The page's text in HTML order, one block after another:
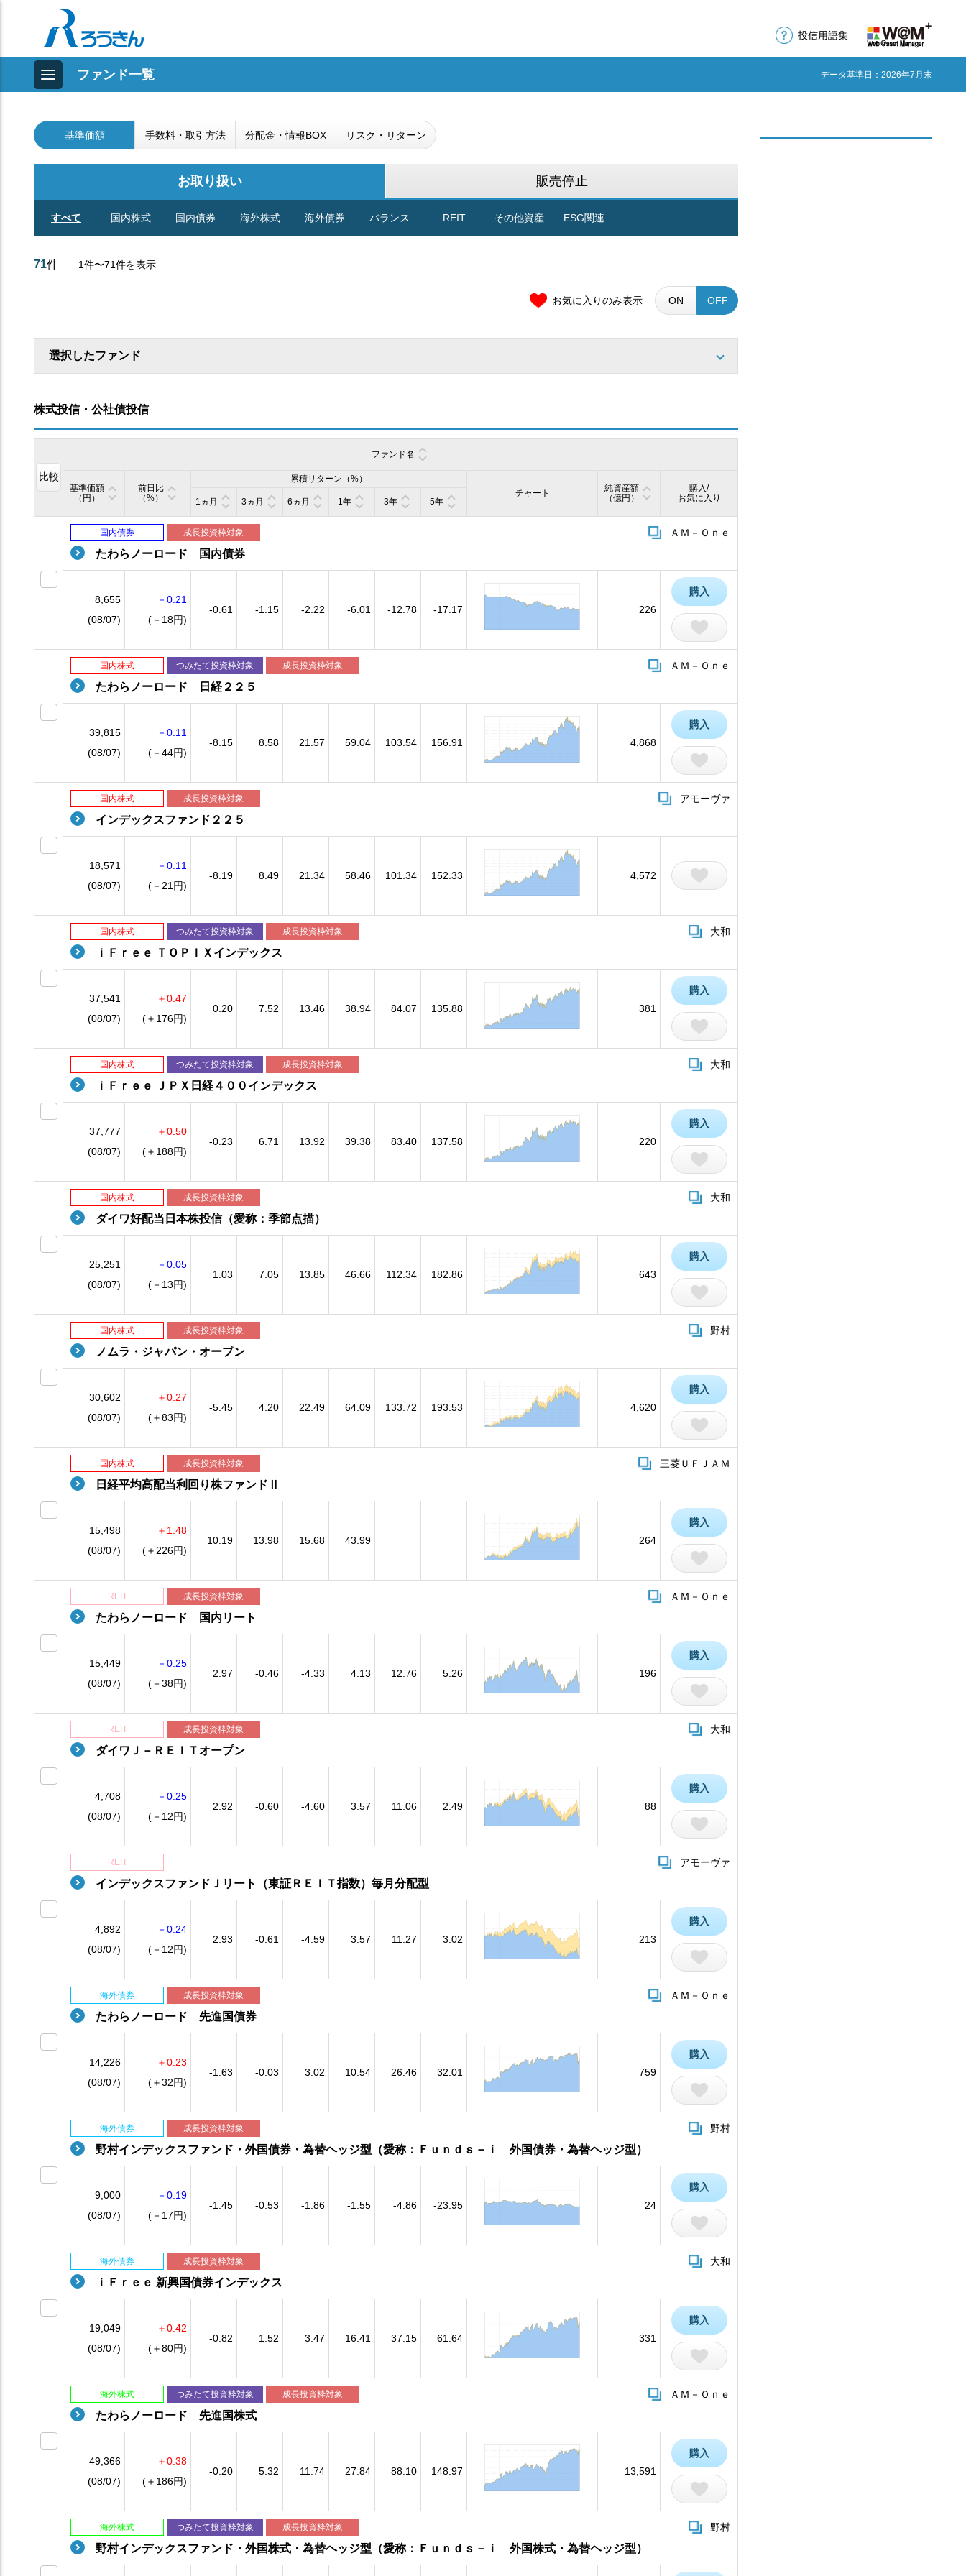
投信用語集
ファンド一覧 データ基準日：2026年7月末
基準価額 手数料・取引方法 分配金・情報BOX リスク・リターン
お取り扱い 販売停止
すべて 国内株式 国内債券 海外株式 海外債券 バランス REIT その他資産 ESG関連
71件 1件〜71件を表示
お気に入りのみ表示 ON OFF
選択したファンド
株式投信・公社債投信
比較
ファンド名
基準価額
（円）
前日比
（%）
累積リターン（%）
チャート
純資産額
（億円）
購入/
お気に入り
1ヵ月 3ヵ月 6ヵ月 1年 3年 5年
国内債券 成長投資枠対象 ＡＭ－Ｏｎｅ
たわらノーロード 国内債券
8,655
(08/07)
－0.21
(－18円)
-0.61 -1.15 -2.22 -6.01 -12.78 -17.17 226
購入
国内株式 つみたて投資枠対象 成長投資枠対象 ＡＭ－Ｏｎｅ
たわらノーロード 日経２２５
39,815
(08/07)
－0.11
(－44円)
-8.15 8.58 21.57 59.04 103.54 156.91 4,868
購入
国内株式 成長投資枠対象 アモーヴァ
インデックスファンド２２５
18,571
(08/07)
－0.11
(－21円)
-8.19 8.49 21.34 58.46 101.34 152.33 4,572
国内株式 つみたて投資枠対象 成長投資枠対象 大和
ｉＦｒｅｅ ＴＯＰＩＸインデックス
37,541
(08/07)
＋0.47
(＋176円)
0.20 7.52 13.46 38.94 84.07 135.88 381
購入
国内株式 つみたて投資枠対象 成長投資枠対象 大和
ｉＦｒｅｅ ＪＰＸ日経４００インデックス
37,777
(08/07)
＋0.50
(＋188円)
-0.23 6.71 13.92 39.38 83.40 137.58 220
購入
国内株式 成長投資枠対象 大和
ダイワ好配当日本株投信（愛称：季節点描）
25,251
(08/07)
－0.05
(－13円)
1.03 7.05 13.85 46.66 112.34 182.86 643
購入
国内株式 成長投資枠対象 野村
ノムラ・ジャパン・オープン
30,602
(08/07)
＋0.27
(＋83円)
-5.45 4.20 22.49 64.09 133.72 193.53 4,620
購入
国内株式 成長投資枠対象 三菱ＵＦＪＡＭ
日経平均高配当利回り株ファンドⅡ
15,498
(08/07)
＋1.48
(＋226円)
10.19 13.98 15.68 43.99 264
購入
REIT 成長投資枠対象 ＡＭ－Ｏｎｅ
たわらノーロード 国内リート
15,449
(08/07)
－0.25
(－38円)
2.97 -0.46 -4.33 4.13 12.76 5.26 196
購入
REIT 成長投資枠対象 大和
ダイワＪ－ＲＥＩＴオープン
4,708
(08/07)
－0.25
(－12円)
2.92 -0.60 -4.60 3.57 11.06 2.49 88
購入
REIT アモーヴァ
インデックスファンドＪリート（東証ＲＥＩＴ指数）毎月分配型
4,892
(08/07)
－0.24
(－12円)
2.93 -0.61 -4.59 3.57 11.27 3.02 213
購入
海外債券 成長投資枠対象 ＡＭ－Ｏｎｅ
たわらノーロード 先進国債券
14,226
(08/07)
＋0.23
(＋32円)
-1.63 -0.03 3.02 10.54 26.46 32.01 759
購入
海外債券 成長投資枠対象 野村
野村インデックスファンド・外国債券・為替ヘッジ型（愛称：Ｆｕｎｄｓ－ｉ 外国債券・為替ヘッジ型）
9,000
(08/07)
－0.19
(－17円)
-1.45 -0.53 -1.86 -1.55 -4.86 -23.95 24
購入
海外債券 成長投資枠対象 大和
ｉＦｒｅｅ 新興国債券インデックス
19,049
(08/07)
＋0.42
(＋80円)
-0.82 1.52 3.47 16.41 37.15 61.64 331
購入
海外株式 つみたて投資枠対象 成長投資枠対象 ＡＭ－Ｏｎｅ
たわらノーロード 先進国株式
49,366
(08/07)
＋0.38
(＋186円)
-0.20 5.32 11.74 27.84 88.10 148.97 13,591
購入
海外株式 つみたて投資枠対象 成長投資枠対象 野村
野村インデックスファンド・外国株式・為替ヘッジ型（愛称：Ｆｕｎｄｓ－ｉ 外国株式・為替ヘッジ型）